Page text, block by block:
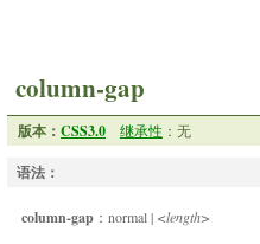
column-gap
版本： CSS3.0 继承性 ：无
语法：
column-gap ： normal| <length>